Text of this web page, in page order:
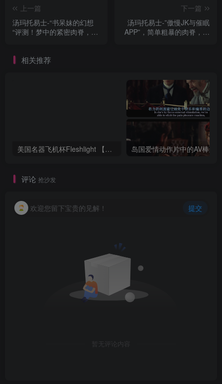
上一篇
汤玛托易士-“书呆妹的幻想
“评测！梦中的紧密肉脊，现
下一篇
汤玛托易士-”傲慢JK与催眠
APP”，简单粗暴的肉脊，非
相关推荐
美国名器飞机杯Fleshlight 【Quickshot-Vantage 双头飞机杯】完全评测
评论 抢沙发
欢迎您留下宝贵的见解！ 提交
暂无评论内容